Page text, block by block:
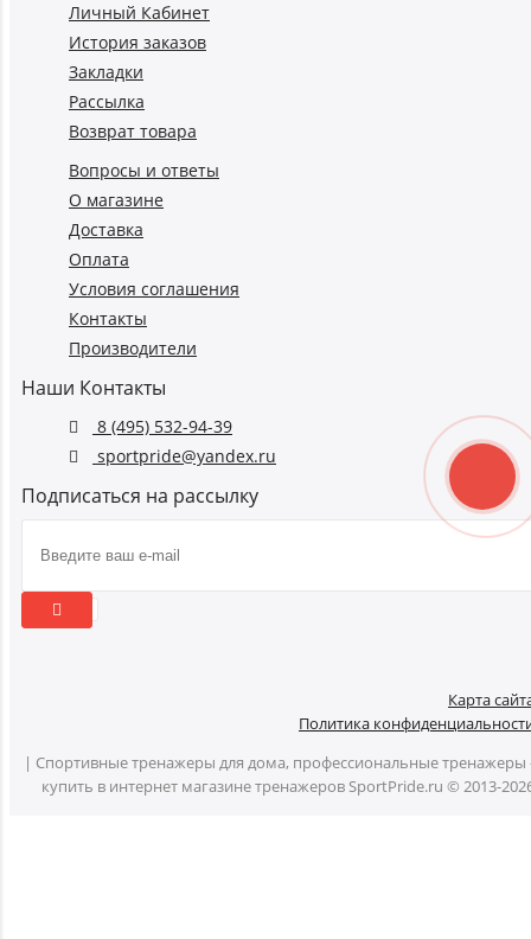
Личный Кабинет
История заказов
Закладки
Рассылка
Возврат товара
Вопросы и ответы
О магазине
Доставка
Оплата
Условия соглашения
Контакты
Производители
Наши Контакты
8 (495) 532-94-39
sportpride@yandex.ru
Подписаться на рассылку
Карта
Политика
| Спортивные тренажеры для дома, профессиональные тренажеры
купить в интернет магазине тренажеров SportPride.ru © 2013-